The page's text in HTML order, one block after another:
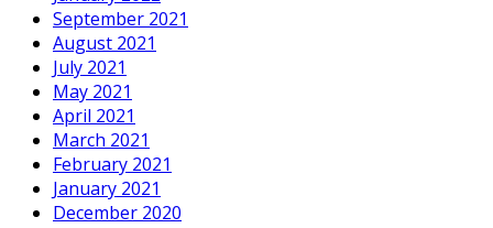
September 2021
August 2021
July 2021
May 2021
April 2021
March 2021
February 2021
January 2021
December 2020